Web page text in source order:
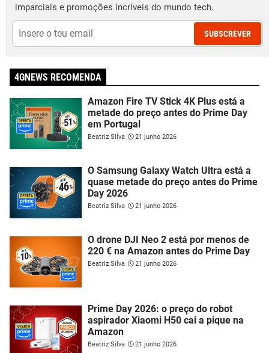
imparciais e promoções incríveis do mundo tech.
SUBSCREVER
4GNEWS RECOMENDA
Amazon Fire TV Stick 4K Plus está a
metade do preço antes do Prime Day
em Portugal
Beatriz Silva 21 junho 2026
O Samsung Galaxy Watch Ultra está a
quase metade do preço antes do Prime
Day 2026
Beatriz Silva 21 junho 2026
O drone DJI Neo 2 está por menos de
220 € na Amazon antes do Prime Day
Beatriz Silva 21 junho 2026
Prime Day 2026: o preço do robot
aspirador Xiaomi H50 cai a pique na
Amazon
Beatriz Silva 21 junho 2026